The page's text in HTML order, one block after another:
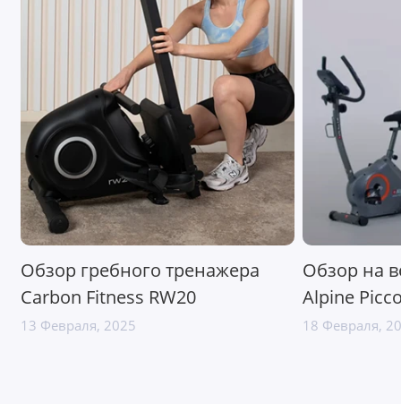
Обзор гребного тренажера
Carbon Fitness RW20
13 Февраля, 2025
Обзор на
Alpine
18 Февраля,